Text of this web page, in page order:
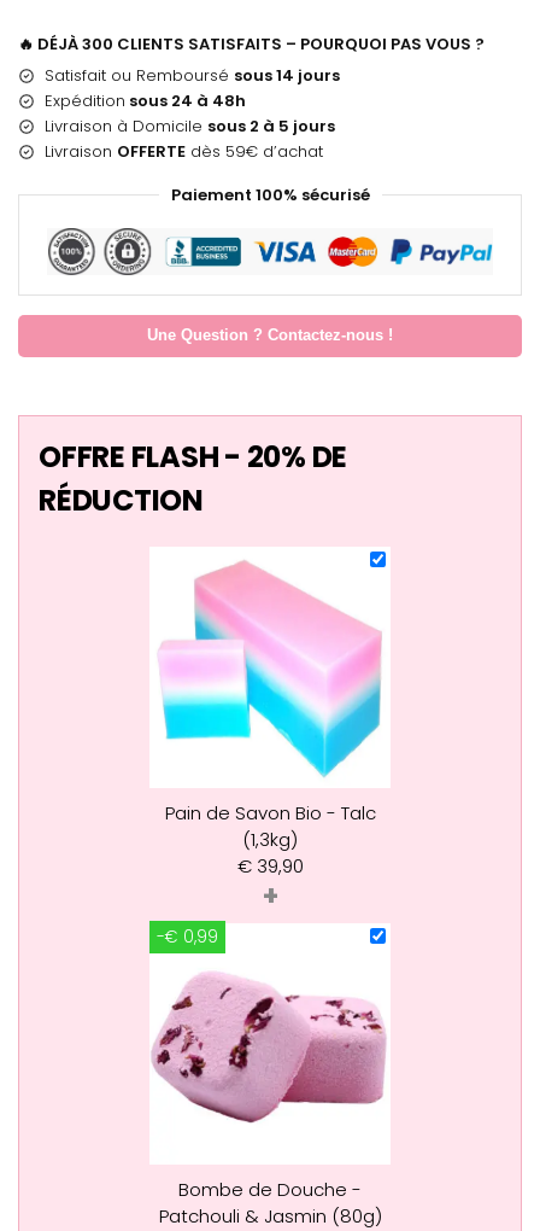
🔥 DÉJÀ 300 CLIENTS SATISFAITS – POURQUOI PAS VOUS ?
Satisfait ou Remboursé sous 14 jours
Expédition sous 24 à 48h
Livraison à Domicile sous 2 à 5 jours
Livraison OFFERTE dès 59€ d’achat
Paiement 100% sécurisé
Une Question ? Contactez-nous !
OFFRE FLASH - 20% DE
RÉDUCTION
Pain de Savon Bio - Talc
(1,3kg)
€39,90
+
-€ 0,99
Bombe de Douche -
Patchouli & Jasmin (80g)